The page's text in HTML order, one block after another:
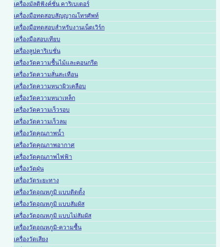
เครื่องมัลติฟังค์ชั่น คาริเบเตอร์
เครื่องมือทดสอบสัญญาณโทรศัพท์
เครื่องมือทดสอบสำหรับงานเน็ตเวิร์ก
เครื่องมือสอบเทียบ
เครื่องลูปคาริเบชั่น
เครื่องวัดความชื้นไม้และคอนกรีต
เครื่องวัดความสั่นสะเทือน
เครื่องวัดความหนาผิวเคลือบ
เครื่องวัดความหนาเหล็ก
เครื่องวัดความเร็วรอบ
เครื่องวัดความเร็วลม
เครื่องวัดคุณภาพน้ำ
เครื่องวัดคุณภาพอากาศ
เครื่องวัดคุณภาพไฟฟ้า
เครื่องวัดฝุ่น
เครื่องวัดระยะทาง
เครื่องวัดอุณหภูมิ แบบติดตั้ง
เครื่องวัดอุณหภูมิ แบบสัมผัส
เครื่องวัดอุณหภูมิ แบบไม่สัมผัส
เครื่องวัดอุณหภูมิ-ความชื้น
เครื่องวัดเสียง